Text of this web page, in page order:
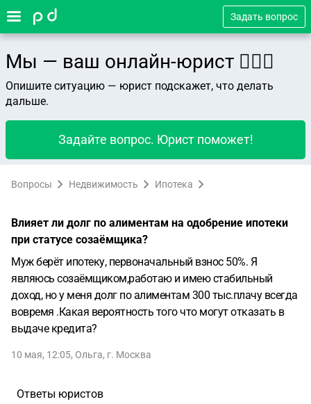
Задать вопрос
Мы — ваш онлайн-юрист 👨🏻‍⚖️
Опишите ситуацию — юрист подскажет, что делать
дальше.
Задайте вопрос. Юрист поможет!
Вопросы Недвижимость Ипотека
Влияет ли долг по алиментам на одобрение ипотеки
при статусе созаёмщика?
Муж берёт ипотеку, первоначальный взнос 50%. Я
являюсь созаёмщиком,работаю и имею стабильный
доход, но у меня долг по алиментам 300 тыс.плачу всегда
вовремя .Какая вероятность того что могут отказать в
выдаче кредита?
10 мая, 12:05, Ольга, г. Москва
Ответы юристов